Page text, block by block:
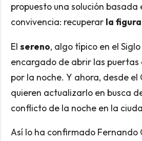
propuesto una solución basada
convivencia: recuperar la
El sereno, algo típico en el
encargado de abrir las puertas
por la noche. Y ahora, desde el
quieren actualizarlo en busca
conflicto de la noche en la
Así lo ha confirmado Fernando